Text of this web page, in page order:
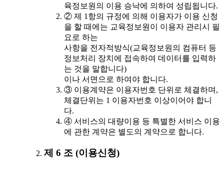
육정보원의 이용 승낙에 의하여 성립됩니다.
② 제 1항의 규정에 의해 이용자가 이용 신청
을 할 때에는 교육정보원이 이용자 관리시 필
요로 하는
사항을 전자적방식(교육정보원의 컴퓨터 등
정보처리 장치에 접속하여 데이터를 입력하
는 것을 말합니다)
이나 서면으로 하여야 합니다.
③ 이용계약은 이용자번호 단위로 체결하며,
체결단위는 1 이용자번호 이상이어야 합니
다.
④ 서비스의 대량이용 등 특별한 서비스 이용
에 관한 계약은 별도의 계약으로 합니다.
제 6 조 (이용신청)